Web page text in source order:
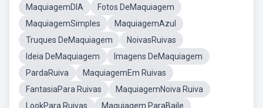
MaquiagemDIA
Fotos DeMaquiagem
MaquiagemSimples
MaquiagemAzul
Truques DeMaquiagem
NoivasRuivas
Ideia DeMaquiagem
Imagens DeMaquiagem
PardaRuiva
MaquiagemEm Ruivas
FantasiaPara Ruivas
MaquiagemNoiva Ruiva
LookPara Ruivas
Maquiagem ParaBaile